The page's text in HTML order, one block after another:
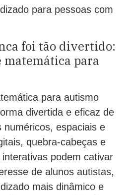
para pessoas com
foi tão divertido:
para
para autismo
divertida e eficaz de
numéricos, espaciais e
quebra-cabeças e
podem cativar
de alunos autistas,
mais dinâmico e